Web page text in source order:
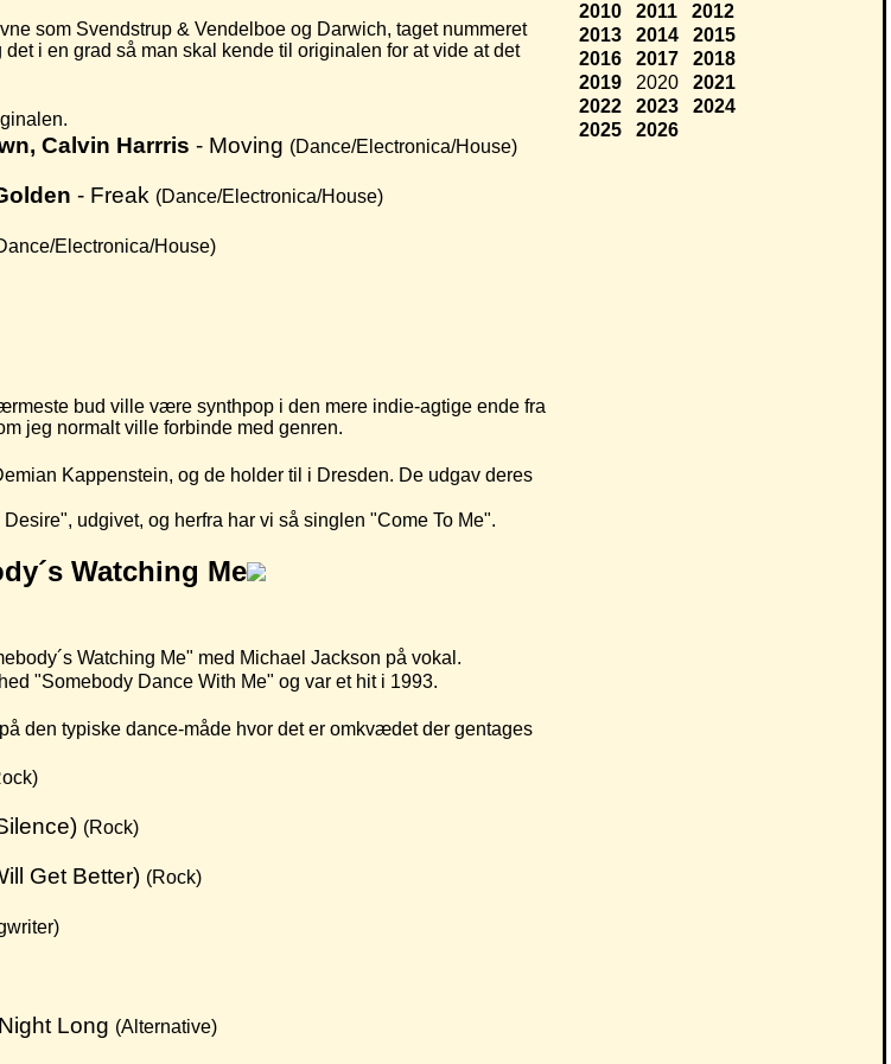
som Svendstrup & Vendelboe og Darwich, taget nummeret
i en grad så man skal kende til originalen for at vide at det
Calvin Harrris - Moving (Dance/Electronica/House)
- Freak (Dance/Electronica/House)
Electronica/House)
bud ville være synthpop i den mere indie-agtige ende fra
jeg normalt ville forbinde med genren.
Kappenstein, og de holder til i Dresden. De udgav deres
udgivet, og herfra har vi så singlen "Come To Me".
Watching Me
Watching Me" med Michael Jackson på vokal.
"Somebody Dance With Me" og var et hit i 1993.
den typiske dance-måde hvor det er omkvædet der gentages
(Rock)
Get Better) (Rock)
Long (Alternative)
2010
2011
2012
2013
2014
2015
2016
2017
2018
2019
2020
2021
2022
2023
2024
2025
2026